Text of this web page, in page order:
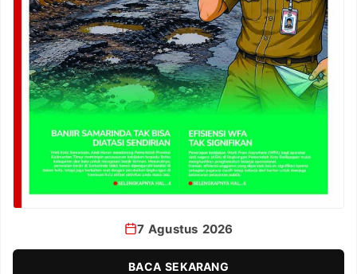
7 Agustus 2026
BACA SEKARANG